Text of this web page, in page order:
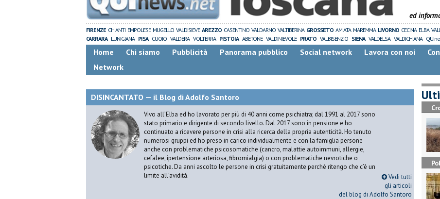
ed
FIRENZE CHIANTI EMPOLESE MUGELLO VALDISIEVE AREZZO CASENTINO VALDARNO VALTIBERINA GROSSETO AMIATA MAREMMA LIVORNO CECINA ELBA
CARRARA LUNIGIANA PISA CUOIO VALDERA VOLTERRA PISTOIA ABETONE VALDINIEVOLE PRATO VALBISENZIO SIENA VALDELSA VALDICHIANA
Home Chi siamo Pubblicità Panorama pubblico Social network Lavora con noi
Network
DISINCANTATO — il Blog di Adolfo Santoro
Vivo all’Elba ed ho lavorato per più di 40 anni come psichiatra; dal 1991 al 2017 sono
stato primario e dirigente di secondo livello. Dal 2017 sono in pensione e ho
continuato a ricevere persone in crisi alla ricerca della propria autenticità. Ho tenuto
numerosi gruppi ed ho preso in carico individualmente e con la famiglia persone
anche con problematiche psicosomatiche (cancro, malattie autoimmuni, allergie,
cefalee, ipertensione arteriosa, fibromialgia) o con problematiche nevrotiche o
psicotiche. Da anni ascolto le persone in crisi gratuitamente perché ritengo che c’è un
limite all’avidità.
Vedi tutti
gli articoli
del blog di Adolfo Santoro